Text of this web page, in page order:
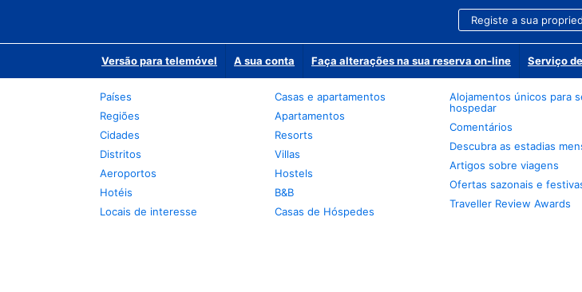
Registe a sua
Versão para telemóvel A sua conta Faça alterações na sua reserva on-line Serviço
Países
Regiões
Cidades
Distritos
Aeroportos
Hotéis
Locais de interesse
Casas e apartamentos
Apartamentos
Resorts
Villas
Hostels
B&B
Casas de Hóspedes
Alojamentos únicos para
hospedar
Comentários
Descubra as estadias
Artigos sobre viagens
Ofertas sazonais e
Traveller Review Awards